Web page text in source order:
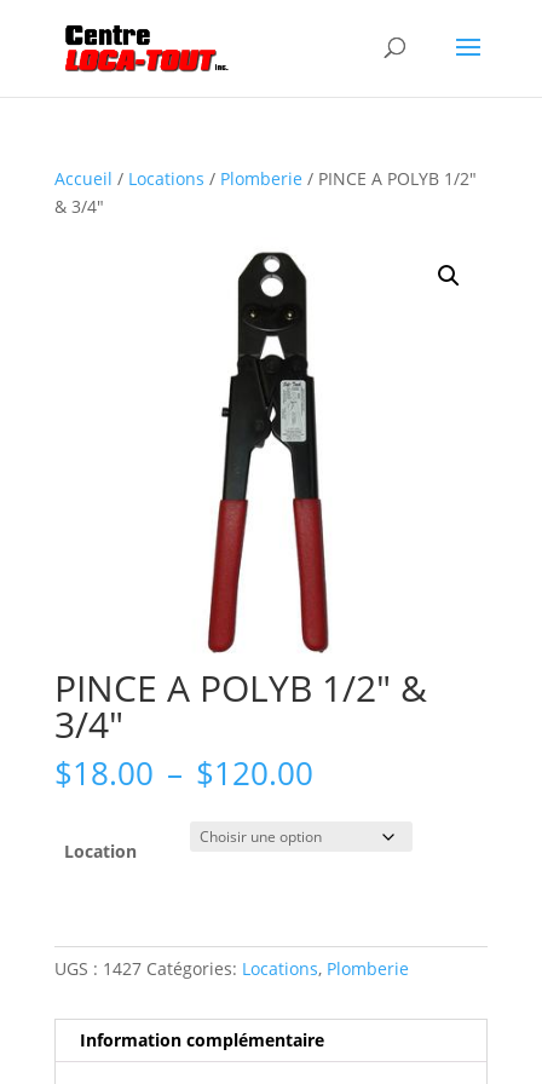
Accueil / Locations / Plomberie / PINCE A POLYB 1/2″
& 3/4″
PINCE A POLYB 1/2″ &
3/4″
$18.00 – $120.00Plage
prix :
$18.00
Location
UGS : 1427 Catégories: Locations, Plomberie
Information complémentaire